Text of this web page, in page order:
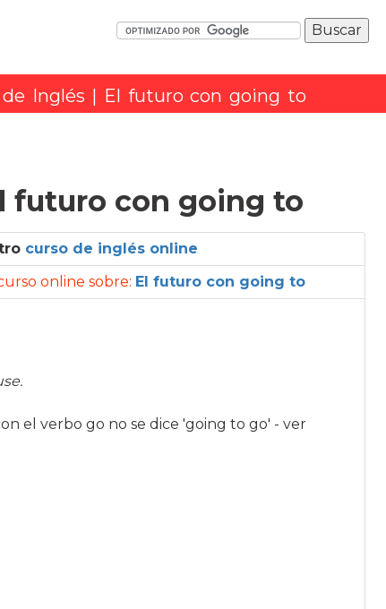
Inglés | El futuro con going to
futuro con going to
curso de inglés online
online sobre: El futuro con going to
el verbo go no se dice 'going to go' - ver